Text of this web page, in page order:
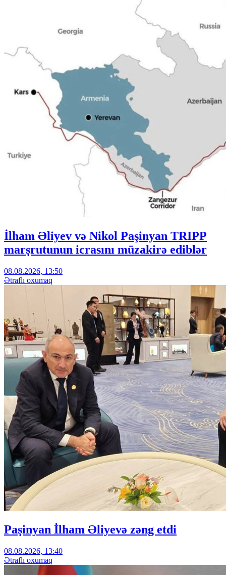
İlham Əliyev və Nikol Paşinyan TRIPP
marşrutunun icrasını müzakirə ediblər
08.08.2026, 13:50
Ətraflı oxumaq
Paşinyan İlham Əliyevə zəng etdi
08.08.2026, 13:40
Ətraflı oxumaq